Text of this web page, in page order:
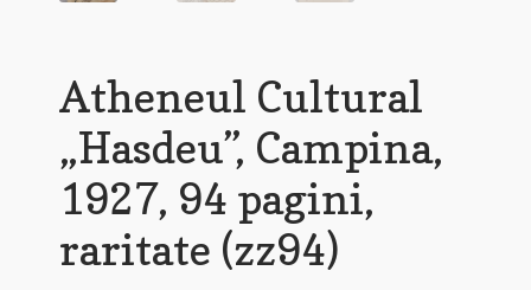
Atheneul Cultural
„Hasdeu”, Campina,
1927, 94 pagini,
raritate (zz94)